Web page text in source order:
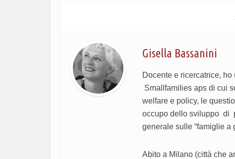
Gisella Bassanini
Docente e ricercatrice,
Smallfamilies aps di cui
welfare e policy, le
occupo dello sviluppo di
generale sulle “famiglie a
Abito a Milano (città che